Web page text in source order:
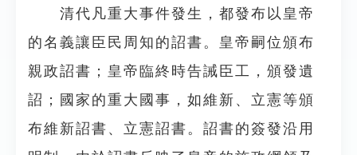
清代凡重大事件發生，都發布以皇帝
的名義讓臣民周知的詔書。皇帝嗣位頒布
親政詔書；皇帝臨終時告誡臣工，頒發遺
詔；國家的重大國事，如維新、立憲等頒
布維新詔書、立憲詔書。詔書的簽發沿用